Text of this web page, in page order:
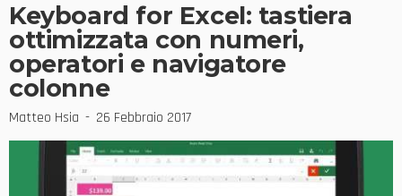
Keyboard for Excel: tastiera
ottimizzata con numeri,
operatori e navigatore
colonne
Matteo Hsia 26 Febbraio 2017